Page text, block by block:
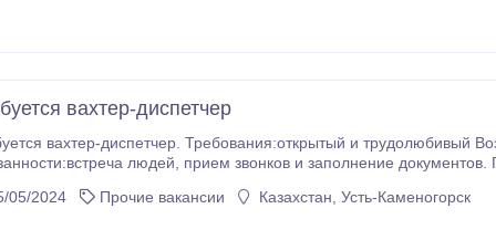
вахтер-диспетчер
Требования:открытый и трудолюбивый Возраст от 30 лет. (можно предпенсионного возраста)
прием звонков и заполнение документов. График 5/2, оплата 180000 тг. или 2/2, 150000 тг. Телефон
05/2024
Прочие вакансии Казахстан, Усть-Каменогорск